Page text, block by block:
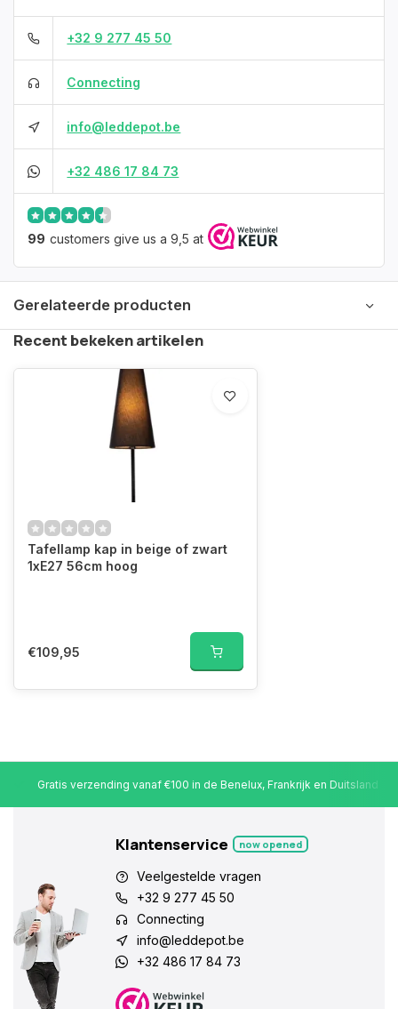
+32 9 277 45 50
Connecting
info@leddepot.be
+32 486 17 84 73
99 customers give us a 9,5 at
Gerelateerde producten
Recent bekeken artikelen
Tafellamp kap in beige of zwart
1xE27 56cm hoog
€109,95
Gratis verzending vanaf €100 in de Benelux, Frankrijk en Duitsland
Klantenservice now opened
Veelgestelde vragen
+32 9 277 45 50
Connecting
info@leddepot.be
+32 486 17 84 73